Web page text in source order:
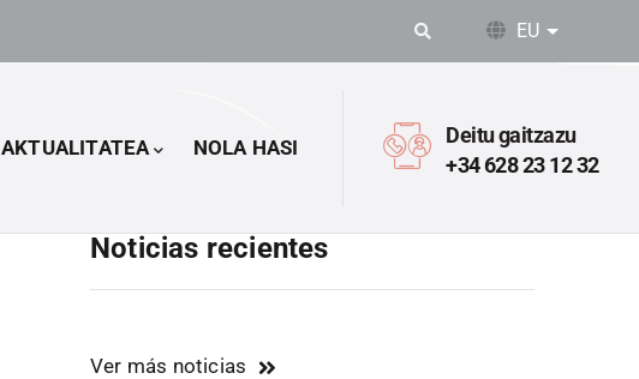
EU Ekintza
AKTUALITATEA NOLA HASI
Deitu gaitzazu
+34 628 23 12 32
Noticias recientes
Ver más noticias